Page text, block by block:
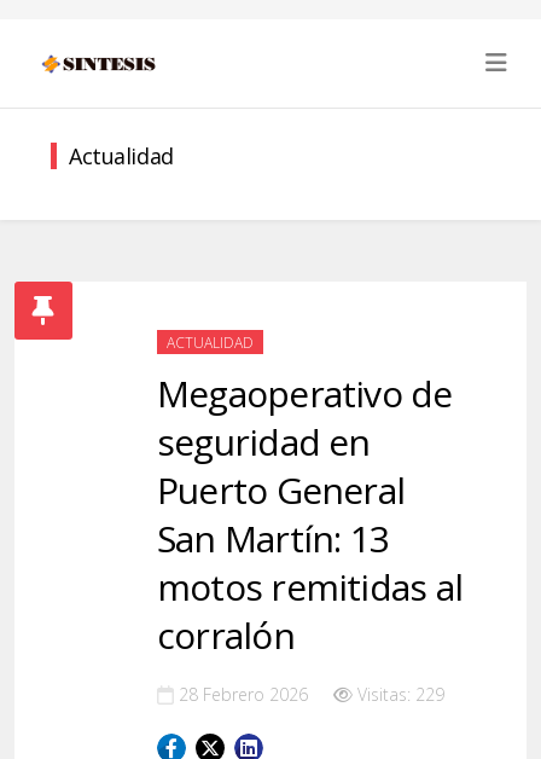
Actualidad
ACTUALIDAD
Megaoperativo de
seguridad en
Puerto General
San Martín: 13
motos remitidas al
corralón
28 Febrero 2026 Visitas: 229